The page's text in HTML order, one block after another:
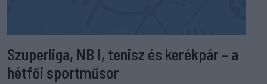
Szuperliga, NB I, tenisz és kerékpár – a
hétfői sportműsor